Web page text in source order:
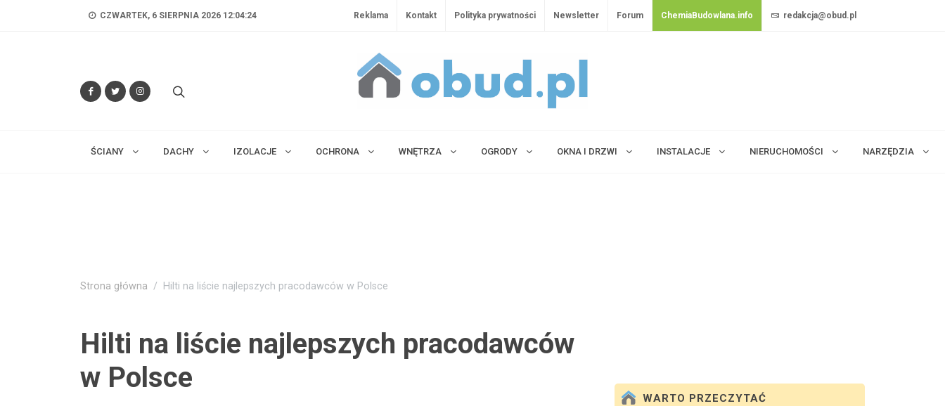
CZWARTEK, 6 SIERPNIA 2026 12:04:25 Reklama Kontakt Polityka prywatności Newsletter Forum ChemiaBudowlana.info redakcja@obud.pl
ŚCIANY DACHY IZOLACJE OCHRONA WNĘTRZA OGRODY OKNA I DRZWI INSTALACJE NIERUCHOMOŚCI NARZĘDZIA
Strona główna Hilti na liście najlepszych pracodawców w Polsce
Hilti na liście najlepszych pracodawców
w Polsce
WARTO PRZECZYTAĆ